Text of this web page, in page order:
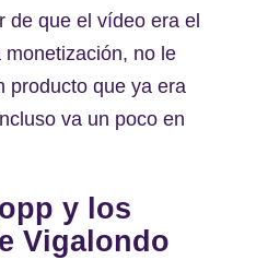
de que el vídeo era el
no le
producto que ya era
va un poco en
y los
Vigalondo